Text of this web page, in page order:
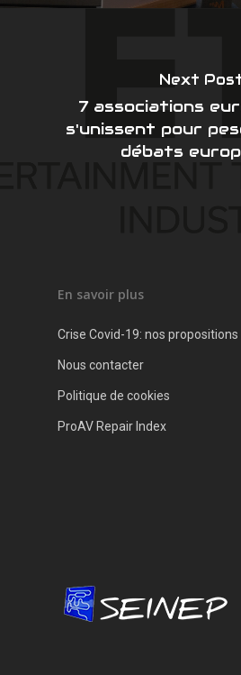
Next
7 associations
s'unissent pour
débats
En savoir plus
Crise Covid-19: nos propositions
Nous contacter
Politique de cookies
ProAV Repair Index